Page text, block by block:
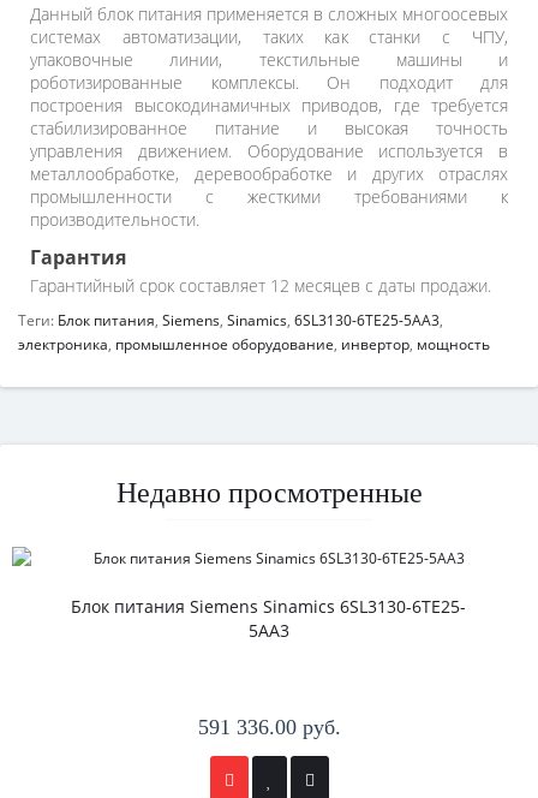
Данный блок питания применяется в сложных многоосевых
системах автоматизации, таких как станки с ЧПУ,
упаковочные линии, текстильные машины и
роботизированные комплексы. Он подходит для
построения высокодинамичных приводов, где требуется
стабилизированное питание и высокая точность
управления движением. Оборудование используется в
металлообработке, деревообработке и других отраслях
промышленности с жесткими требованиями к
производительности.
Гарантия
Гарантийный срок составляет 12 месяцев с даты продажи.
Теги: Блок питания, Siemens, Sinamics, 6SL3130-6TE25-5AA3,
электроника, промышленное оборудование, инвертор, мощность
Недавно просмотренные
Блок питания Siemens Sinamics 6SL3130-6TE25-
5AA3
591 336.00 руб.